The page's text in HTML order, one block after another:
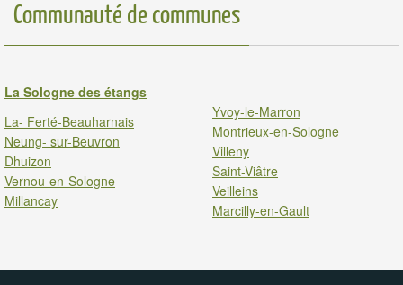
Communauté de communes
La Sologne des étangs
La- Ferté-Beauharnais
Neung- sur-Beuvron
Dhuizon
Vernou-en-Sologne
Millancay
Yvoy-le-Marron
Montrieux-en-Sologne
Villeny
Saint-Viâtre
Veilleins
Marcilly-en-Gault